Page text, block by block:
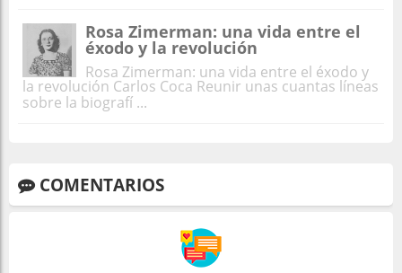
Rosa Zimerman: una vida entre el
éxodo y la revolución
Rosa Zimerman: una vida entre el éxodo y
la revolución Carlos Coca Reunir unas cuantas líneas
sobre la biografí ...
COMENTARIOS